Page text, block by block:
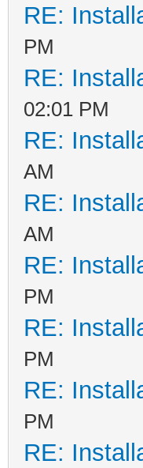
RE:
PM
RE:
02:01 PM
RE:
AM
RE:
AM
RE:
PM
RE:
PM
RE:
PM
RE: